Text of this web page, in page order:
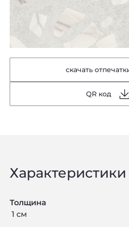
скачать
QR код
Характеристики
Толщина
1 см